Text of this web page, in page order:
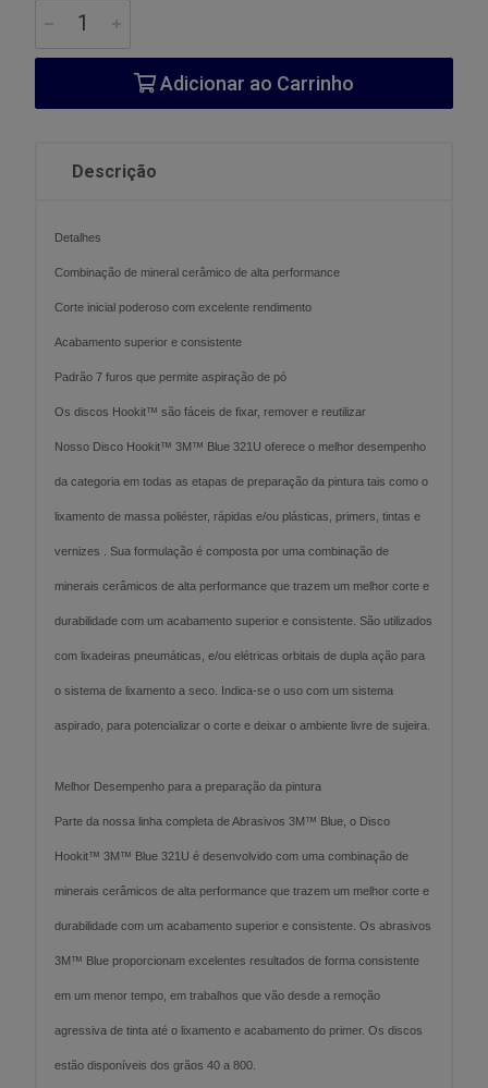
Adicionar ao Carrinho
Descrição
Detalhes
Combinação de mineral cerâmico de alta performance
Corte inicial poderoso com excelente rendimento
Acabamento superior e consistente
Padrão 7 furos que permite aspiração de pó
Os discos Hookit™ são fáceis de fixar, remover e reutilizar
Nosso Disco Hookit™ 3M™ Blue 321U oferece o melhor desempenho
da categoria em todas as etapas de preparação da pintura tais como o
lixamento de massa poliéster, rápidas e/ou plásticas, primers, tintas e
vernizes . Sua formulação é composta por uma combinação de
minerais cerâmicos de alta performance que trazem um melhor corte e
durabilidade com um acabamento superior e consistente. São utilizados
com lixadeiras pneumáticas, e/ou elétricas orbitais de dupla ação para
o sistema de lixamento a seco. Indica-se o uso com um sistema
aspirado, para potencializar o corte e deixar o ambiente livre de sujeira.
Melhor Desempenho para a preparação da pintura
Parte da nossa linha completa de Abrasivos 3M™ Blue, o Disco
Hookit™ 3M™ Blue 321U é desenvolvido com uma combinação de
minerais cerâmicos de alta performance que trazem um melhor corte e
durabilidade com um acabamento superior e consistente. Os abrasivos
3M™ Blue proporcionam excelentes resultados de forma consistente
em um menor tempo, em trabalhos que vão desde a remoção
agressiva de tinta até o lixamento e acabamento do primer. Os discos
estão disponíveis dos grãos 40 a 800.